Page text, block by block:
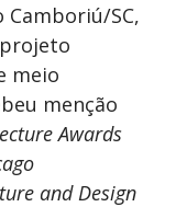
SC,
meio
menção
Awards
and Design